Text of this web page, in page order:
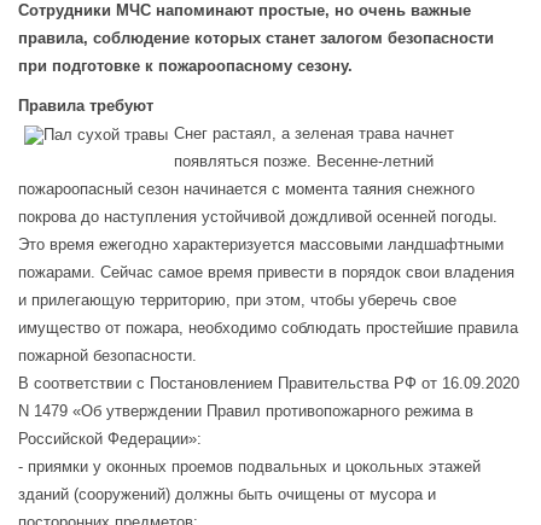
Сотрудники МЧС напоминают простые, но очень важные
правила, соблюдение которых станет залогом безопасности
при подготовке к пожароопасному сезону.
Правила требуют
Снег растаял, а зеленая трава начнет
появляться позже. Весенне-летний
пожароопасный сезон начинается с момента таяния снежного
покрова до наступления устойчивой дождливой осенней погоды.
Это время ежегодно характеризуется массовыми ландшафтными
пожарами. Сейчас самое время привести в порядок свои владения
и прилегающую территорию, при этом, чтобы уберечь свое
имущество от пожара, необходимо соблюдать простейшие правила
пожарной безопасности.
В соответствии с Постановлением Правительства РФ от 16.09.2020
N 1479 «Об утверждении Правил противопожарного режима в
Российской Федерации»:
- приямки у оконных проемов подвальных и цокольных этажей
зданий (сооружений) должны быть очищены от мусора и